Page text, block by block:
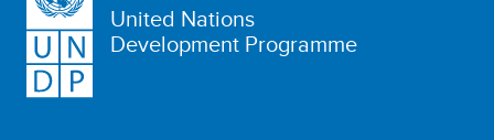
United Nations
Development Programme